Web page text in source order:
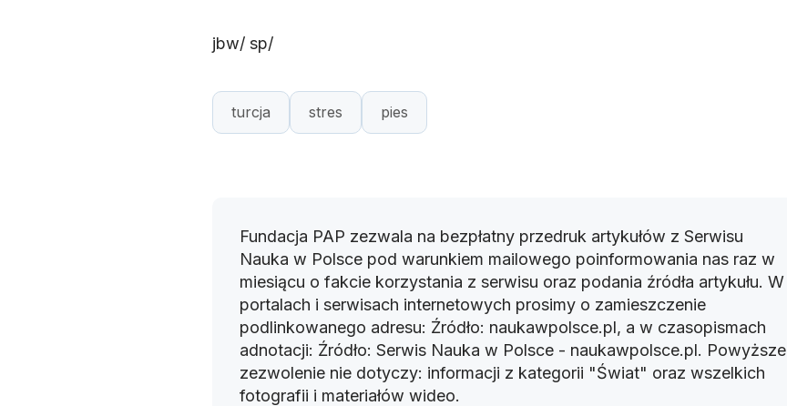
jbw/ sp/
turcja stres pies
Fundacja PAP zezwala na bezpłatny przedruk artykułów z Serwisu
Nauka w Polsce pod warunkiem mailowego poinformowania nas raz w
miesiącu o fakcie korzystania z serwisu oraz podania źródła artykułu. W
portalach i serwisach internetowych prosimy o zamieszczenie
podlinkowanego adresu: Źródło: naukawpolsce.pl, a w czasopismach
adnotacji: Źródło: Serwis Nauka w Polsce - naukawpolsce.pl. Powyższe
zezwolenie nie dotyczy: informacji z kategorii "Świat" oraz wszelkich
fotografii i materiałów wideo.